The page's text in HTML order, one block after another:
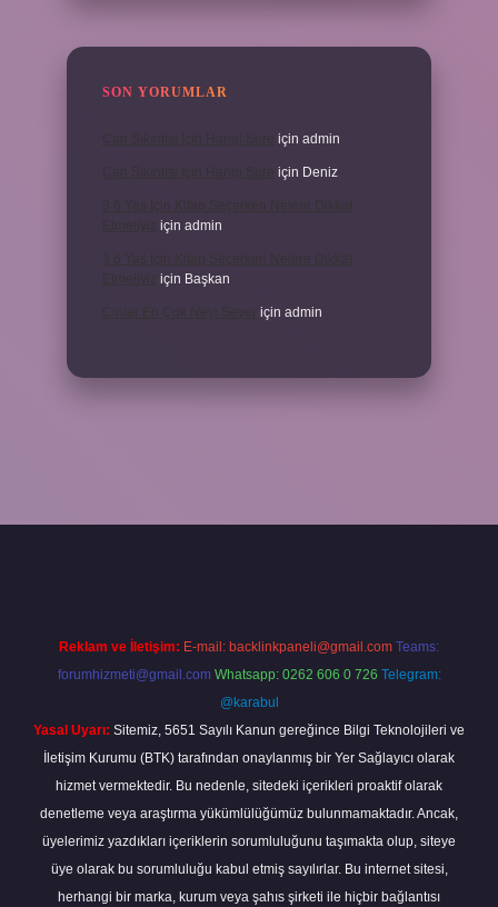
SON YORUMLAR
için admin
için Deniz
için admin
için Başkan
Cinler En Çok Neyi Sever için admin
Reklam ve İletişim: E-mail: backlinkpaneli@gmail.com Teams:
forumhizmeti@gmail.com Whatsapp: 0262 606 0 726 Telegram:
@karabul
Yasal Uyarı: Sitemiz, 5651 Sayılı Kanun gereğince Bilgi Teknolojileri ve
İletişim Kurumu (BTK) tarafından onaylanmış bir Yer Sağlayıcı olarak
hizmet vermektedir. Bu nedenle, sitedeki içerikleri proaktif olarak
denetleme veya araştırma yükümlülüğümüz bulunmamaktadır. Ancak,
üyelerimiz yazdıkları içeriklerin sorumluluğunu taşımakta olup, siteye
üye olarak bu sorumluluğu kabul etmiş sayılırlar. Bu internet sitesi,
herhangi bir marka, kurum veya şahıs şirketi ile hiçbir bağlantısı